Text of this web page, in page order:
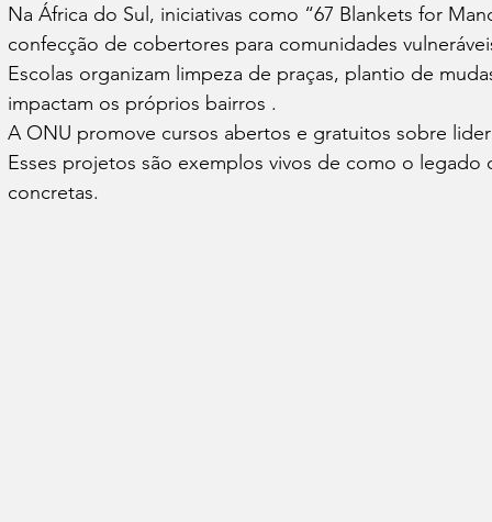
Na África do Sul, iniciativas como “67 Blankets for
confecção de cobertores para comunidades
Escolas organizam limpeza de praças, plantio de
impactam os próprios bairros .
A ONU promove cursos abertos e gratuitos sobre
Esses projetos são exemplos vivos de como o
concretas.